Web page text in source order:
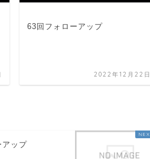
63回フォローアップ
2022年12月22日
アップ